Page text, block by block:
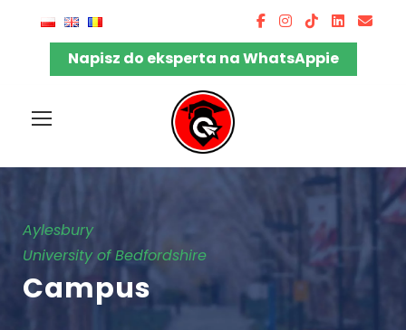
Napisz do eksperta na WhatsAppie
Aylesbury
University of Bedfordshire
Campus